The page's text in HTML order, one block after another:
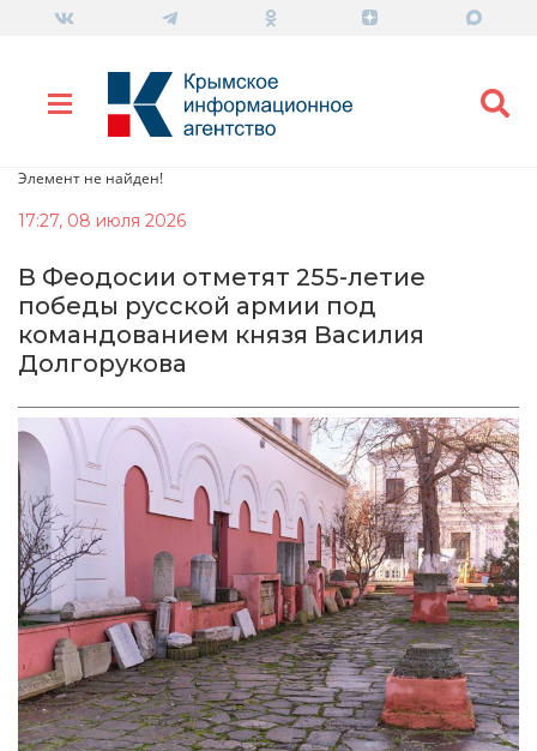
Элемент не найден!
17:27, 08 июля 2026
В Феодосии отметят 255-летие
победы русской армии под
командованием князя Василия
Долгорукова